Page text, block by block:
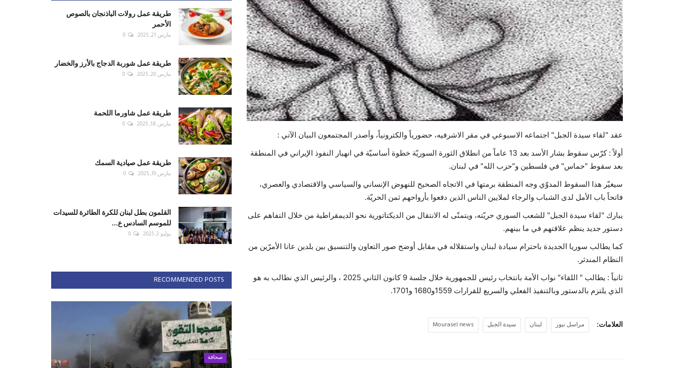
عقد "لقاء سيدة الجبل" اجتماعه الاسبوعي في مقر الاشرفيه، حضورياً والكترونياً، وأصدر المجتمعون البيان الآتي :
أولاً : كرّس سقوط بشار الأسد بعد 13 عاماً من انطلاق الثورة السوريّة خطوة أساسيّة في انهيار النفوذ الإيراني في المنطقة
بعد سقوط "حماس" في فلسطين و"حزب الله" في لبنان.
سيغيّر هذا السقوط المدوّي وجه المنطقة برمتها في الاتجاه الصحيح للنهوض الإنساني والسياسي والاقتصادي والعصري،
فاتحاً باب الأمل لدى الشباب والرجاء لملايين الناس الذين دفعوا بأرواحهم ثمن الحريّة.
يبارك "لقاء سيدة الجبل" للشعب السوري حريّته، ويتمنّى له الانتقال من الديكتاتورية نحو الديمقراطية من خلال التفاهم على
دستور جديد ينظم علاقتهم في ما بينهم.
كما يطالب سوريا الجديدة باحترام سيادة لبنان واستقلاله في مقابل أوضح صور التعاون والتنسيق بين بلدين عانا الأمرّين من
النظام المندثر.
ثانياً : يطالب " اللقاء" نواب الأمة بانتخاب رئيس للجمهورية خلال جلسة 9 كانون الثاني 2025 ، والرئيس الذي نطالب به هو
الذي يلتزم بالدستور وبالتنفيذ الفعلي والسريع للقرارات 1559و1680 و1701.
العلامات: مراسل نيوز لبنان سيدة الجبل Mourasel news
طريقة عمل رولات الباذنجان بالصوص
الأحمر
مارس 21, 2025 0
طريقة عمل شوربة الدجاج بالأرز والخضار
مارس 20, 2025 0
طريقة عمل شاورما اللحمة
مارس 18, 2025 0
طريقة عمل صيادية السمك
مارس 19, 2025 0
القلمون بطل لبنان للكرة الطائرة للسيدات
للموسم السادس ع...
يوليو 3, 2025 0
RECOMMENDED POSTS
صحافة